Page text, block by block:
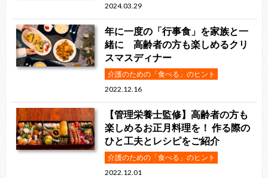
2024.03.29
年に一度の「行事食」を家族と一
緒に 高齢者の方も楽しめるクリ
スマスディナー
介護のための「食べる」のヒント
2022.12.16
【管理栄養士監修】高齢者の方も
楽しめるお正月料理を！ 作る際の
ひと工夫とレシピをご紹介
介護のための「食べる」のヒント
2022.12.01